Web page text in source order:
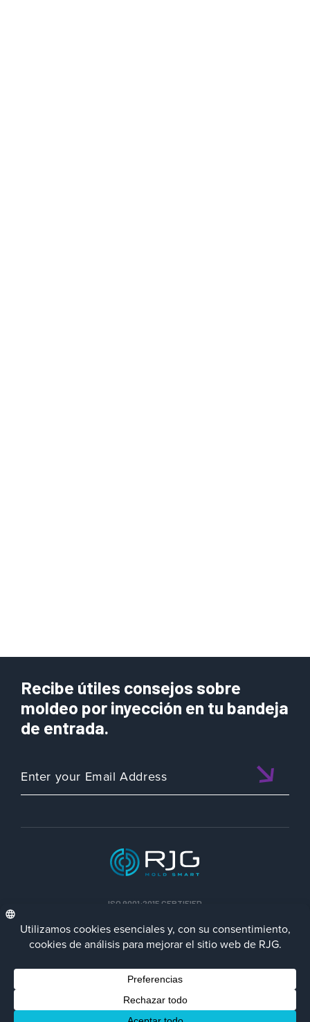
Recibe útiles consejos sobre
moldeo por inyección en tu bandeja
de entrada.
ISO 9001:2015 CERTIFIED
© 2023 RJG Inc.
Política de privacidadTerms/Impressum
Facebook
LinkedIn